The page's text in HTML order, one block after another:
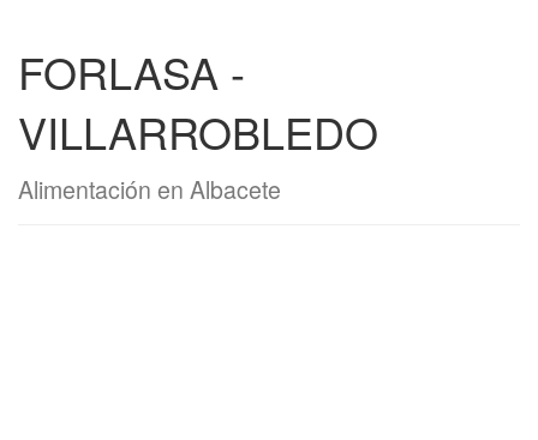
FORLASA -
VILLARROBLEDO
Alimentación en Albacete